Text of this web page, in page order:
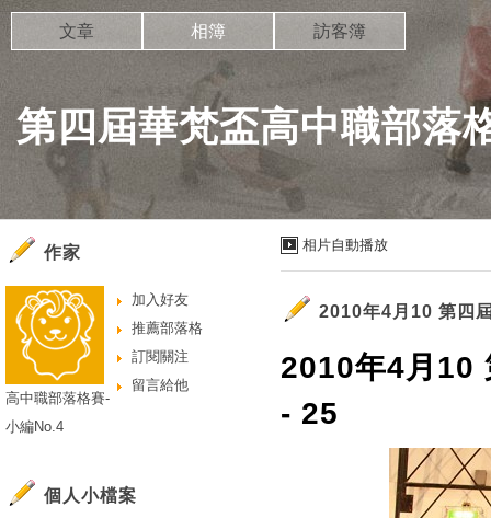
第四屆華梵盃高中職部落
文章 相簿 訪客簿
相片自動播放
2010年4月10 第四
2010年4月10
- 25
作家
加入好友
推薦部落格
訂閱關注
留言給他
高中職部落格賽-
小編No.4
個人小檔案